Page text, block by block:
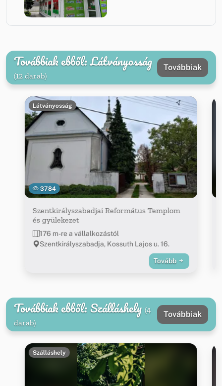
Továbbiak ebből: Látványosság
(12 darab)
Továbbiak
3784
Látványosság
Szentkirályszabadjai Református Templom
és gyülekezet
176 m-re a vállalkozástól
Szentkirályszabadja, Kossuth Lajos u. 16.
Tovább
Továbbiak ebből: Szálláshely (4
darab)
Továbbiak
Szálláshely